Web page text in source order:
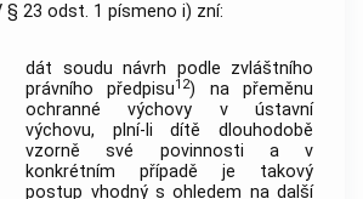
§ 23 odst. 1 písmeno i) zní:
dát soudu návrh podle zvláštního
právního předpisu12) na přeměnu
ochranné výchovy v ústavní
výchovu, plní-li dítě dlouhodobě
vzorně své povinnosti a v
konkrétním případě je takový
postup vhodný s ohledem na další